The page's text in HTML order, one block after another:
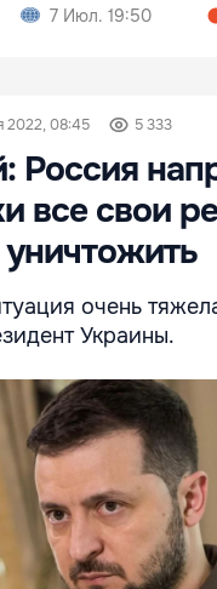
7 Июл. 19:50
2022, 08:45 5 333
Россия
все свои
очень
Украины.